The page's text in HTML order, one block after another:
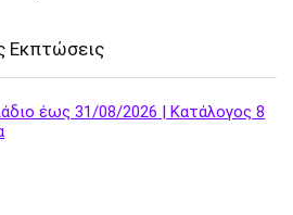
Εκπτώσεις
έως 31/08/2026 | Κατάλογος 8